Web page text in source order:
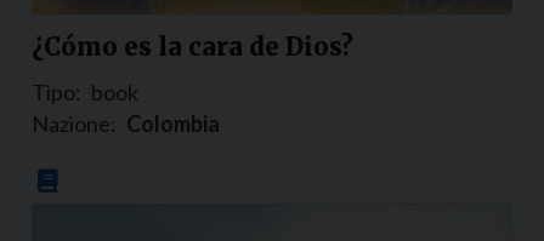
¿Cómo es la cara de Dios?
Tipo: book
Nazione: Colombia